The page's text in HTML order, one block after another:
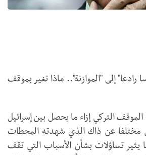
رادعا" إلى "الموازنة".. ماذا تغير بموقف
بدا الموقف التركي إزاء ما يحصل بين إسرائيل
مختلفا عن ذاك الذي شهدته المحطات
يثير تساؤلات بشأن الأسباب التي تقف